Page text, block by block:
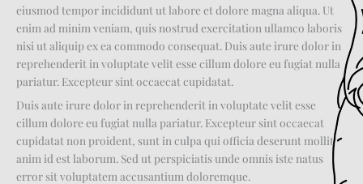
eiusmod tempor incididunt ut labore et dolore magna aliqua. Ut
enim ad minim veniam, quis nostrud exercitation ullamco laboris
nisi ut aliquip ex ea commodo consequat. Duis aute irure dolor in
reprehenderit in voluptate velit esse cillum dolore eu fugiat nulla
pariatur. Excepteur sint occaecat cupidatat.
Duis aute irure dolor in reprehenderit in voluptate velit esse
cillum dolore eu fugiat nulla pariatur. Excepteur sint occaecat
cupidatat non proident, sunt in culpa qui officia deserunt mollit
anim id est laborum. Sed ut perspiciatis unde omnis iste natus
error sit voluptatem accusantium doloremque.